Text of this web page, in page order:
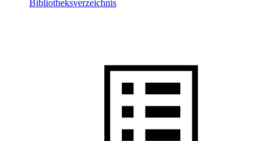
Bibliotheksverzeichnis